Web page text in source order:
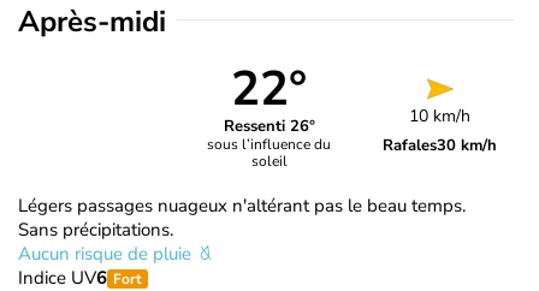
Après-midi
22°
Ressenti 26°
sous l’influence du
soleil
10 km/h
Rafales30 km/h
Légers passages nuageux n'altérant pas le beau temps.
Sans précipitations.
Aucun risque de pluie
Indice UV6 Fort